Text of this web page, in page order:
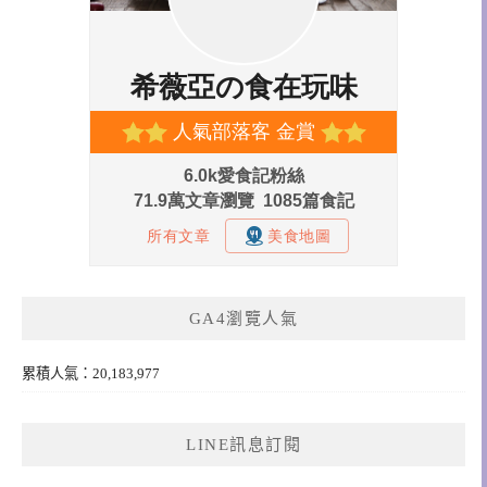
GA4瀏覽人氣
累積人氣：20,183,977
LINE訊息訂閱